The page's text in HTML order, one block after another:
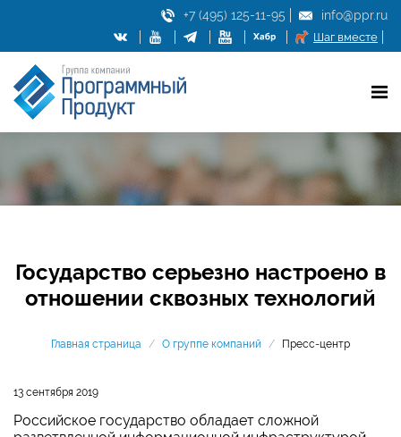
+7 (495) 125-11-95 info@ppr.ru
Шаг вместе
Государство серьезно настроено в
отношении сквозных технологий
Главная страница / О группе компаний / Пресс-центр
13 сентября 2019
Российское государство обладает сложной